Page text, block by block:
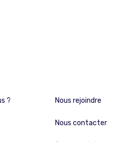
? Nous rejoindre
Nous contacter